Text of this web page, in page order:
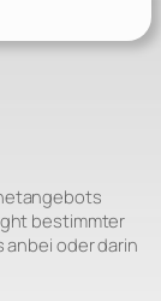
bestimmter
anbei oder darin